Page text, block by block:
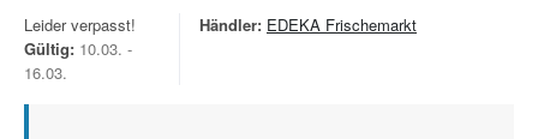
Leider verpasst!
Gültig: 10.03. -
16.03.
Händler: EDEKA Frischemarkt